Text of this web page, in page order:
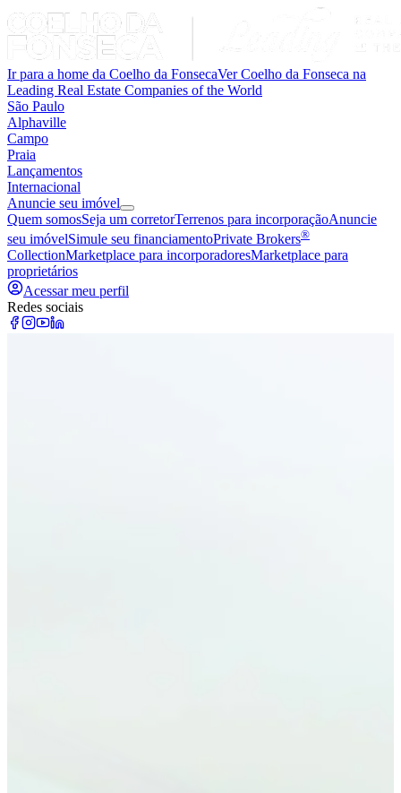
Ir para a home da Coelho da FonsecaVer Coelho da Fonseca na
Leading Real Estate Companies of the World
São Paulo
Alphaville
Campo
Praia
Lançamentos
Internacional
Anuncie seu imóvel
Quem somosSeja um corretorTerrenos para incorporaçãoAnuncie
seu imóvelSimule seu financiamentoPrivate Brokers®
CollectionMarketplace para incorporadoresMarketplace para
proprietários
Acessar meu perfil
Redes sociais